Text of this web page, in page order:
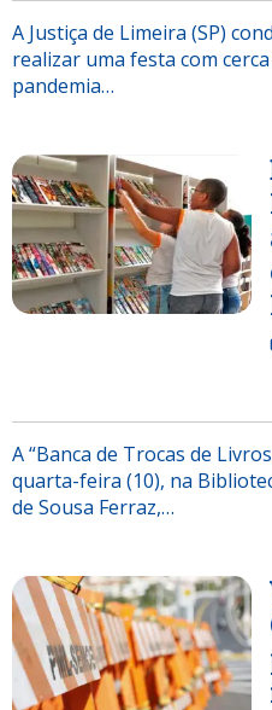
A Justiça de Limeira (SP)
realizar uma festa com
pandemia…
A “Banca de Trocas de
quarta-feira (10), na
de Sousa Ferraz,…